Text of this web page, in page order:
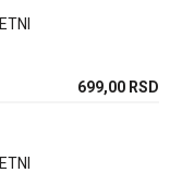
699,00 RSD